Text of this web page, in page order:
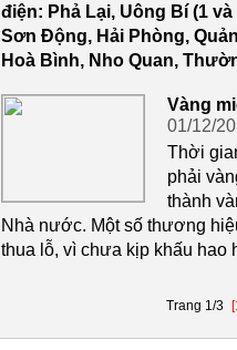
điện: Phả Lại, Uông Bí (1
Sơn Động, Hải Phòng,
Hoà Bình, Nho Quan,
Vàng
01/12/
Thời
phải
thành
Nhà nước. Một số thương
thua lỗ, vì chưa kịp khấu hao
Trang 1/3